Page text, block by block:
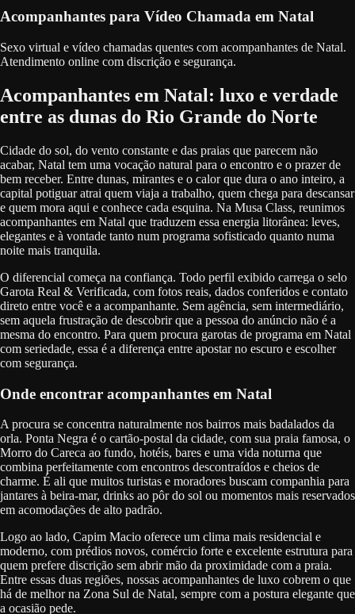
Acompanhantes para Vídeo Chamada em Natal
Sexo virtual e vídeo chamadas quentes com acompanhantes de Natal.
Atendimento online com discrição e segurança.
Acompanhantes em Natal: luxo e verdade
entre as dunas do Rio Grande do Norte
Cidade do sol, do vento constante e das praias que parecem não
acabar, Natal tem uma vocação natural para o encontro e o prazer de
bem receber. Entre dunas, mirantes e o calor que dura o ano inteiro, a
capital potiguar atrai quem viaja a trabalho, quem chega para descansar
e quem mora aqui e conhece cada esquina. Na Musa Class, reunimos
acompanhantes em Natal que traduzem essa energia litorânea: leves,
elegantes e à vontade tanto num programa sofisticado quanto numa
noite mais tranquila.
O diferencial começa na confiança. Todo perfil exibido carrega o selo
Garota Real & Verificada, com fotos reais, dados conferidos e contato
direto entre você e a acompanhante. Sem agência, sem intermediário,
sem aquela frustração de descobrir que a pessoa do anúncio não é a
mesma do encontro. Para quem procura garotas de programa em Natal
com seriedade, essa é a diferença entre apostar no escuro e escolher
com segurança.
Onde encontrar acompanhantes em Natal
A procura se concentra naturalmente nos bairros mais badalados da
orla. Ponta Negra é o cartão-postal da cidade, com sua praia famosa, o
Morro do Careca ao fundo, hotéis, bares e uma vida noturna que
combina perfeitamente com encontros descontraídos e cheios de
charme. É ali que muitos turistas e moradores buscam companhia para
jantares à beira-mar, drinks ao pôr do sol ou momentos mais reservados
em acomodações de alto padrão.
Logo ao lado, Capim Macio oferece um clima mais residencial e
moderno, com prédios novos, comércio forte e excelente estrutura para
quem prefere discrição sem abrir mão da proximidade com a praia.
Entre essas duas regiões, nossas acompanhantes de luxo cobrem o que
há de melhor na Zona Sul de Natal, sempre com a postura elegante que
a ocasião pede.